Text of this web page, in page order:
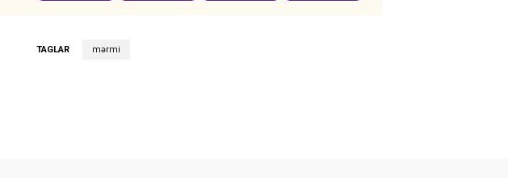
TAGLAR mərmi